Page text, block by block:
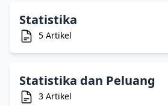
Statistika
5 Artikel
Statistika dan Peluang
3 Artikel